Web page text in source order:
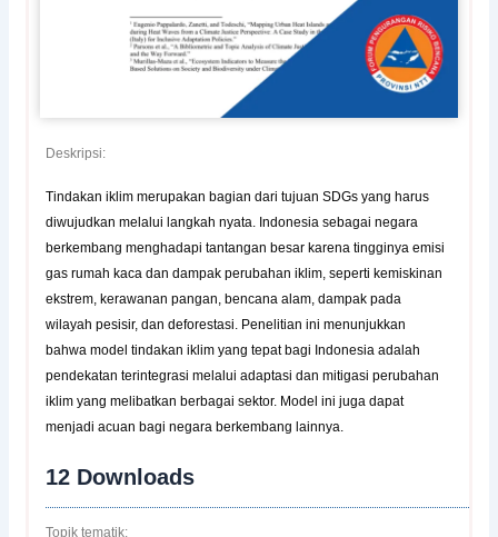
Deskripsi:
Tindakan iklim merupakan bagian dari tujuan SDGs yang harus
diwujudkan melalui langkah nyata. Indonesia sebagai negara
berkembang menghadapi tantangan besar karena tingginya emisi
gas rumah kaca dan dampak perubahan iklim, seperti kemiskinan
ekstrem, kerawanan pangan, bencana alam, dampak pada
wilayah pesisir, dan deforestasi. Penelitian ini menunjukkan
bahwa model tindakan iklim yang tepat bagi Indonesia adalah
pendekatan terintegrasi melalui adaptasi dan mitigasi perubahan
iklim yang melibatkan berbagai sektor. Model ini juga dapat
menjadi acuan bagi negara berkembang lainnya.
12 Downloads
Topik tematik: